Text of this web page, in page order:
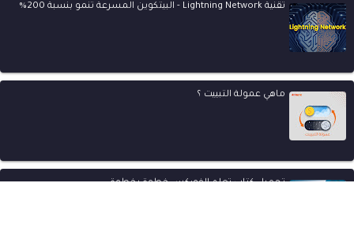
تقنية Lightning Network - البيتكوين المسرعة تنمو بنسبة 200%
ماهي عمولة التبييت ؟
تحميل كتاب تعلم الفوركس خطوة بخطوة